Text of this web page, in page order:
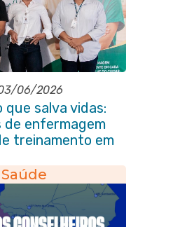
06/2026
que salva vidas:
de enfermagem
treinamento em
Saúde